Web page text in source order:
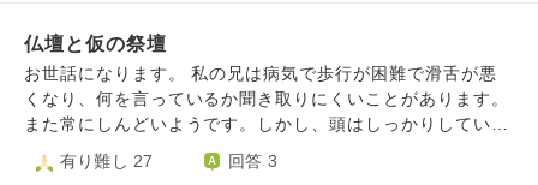
仏壇と仮の祭壇
お世話になります。 私の兄は病気で歩行が困難で滑舌が悪
くなり、何を言っているか聞き取りにくいことがあります。
また常にしんどいようです。しかし、頭はしっかりしていま
す。そのことを前提に読んでいただけたらと思います。 4ヶ
月前に父が亡くなり、実家近くで葬儀をしました。 私も兄
有り難し 27 回答 3